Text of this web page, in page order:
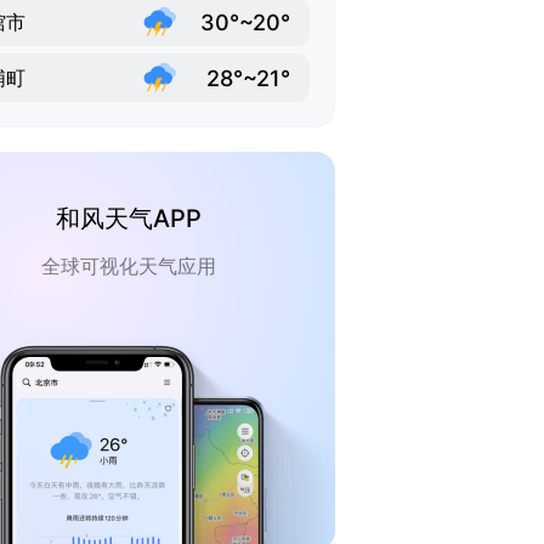
市 30°~20°
町 28°~21°
和风天气APP
全球可视化天气应用